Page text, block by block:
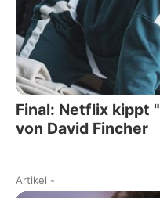
Final: Netflix kippt
von David Fincher
Artikel -